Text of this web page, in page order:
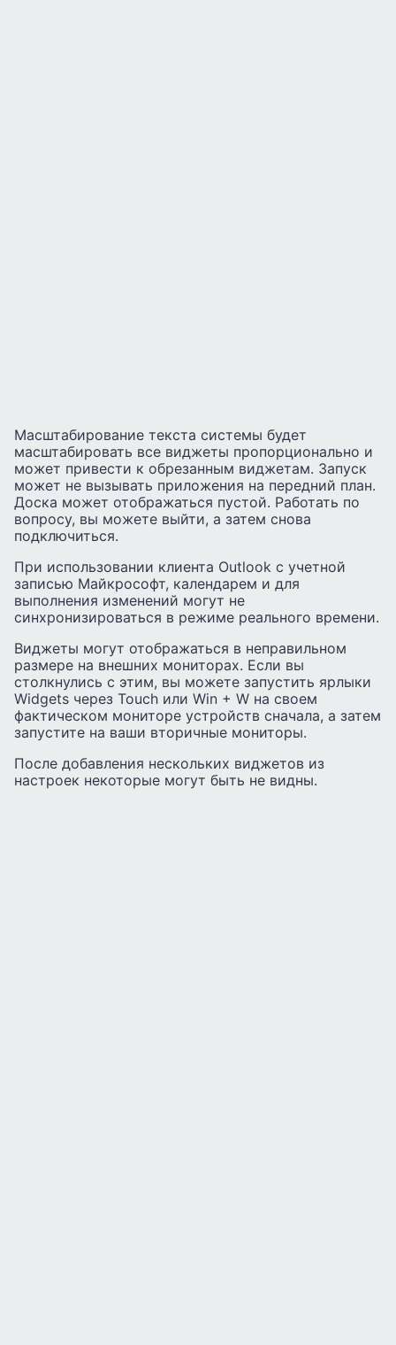
Масштабирование текста системы будет
масштабировать все виджеты пропорционально и
может привести к обрезанным виджетам. Запуск
может не вызывать приложения на передний план.
Доска может отображаться пустой. Работать по
вопросу, вы можете выйти, а затем снова
подключиться.
При использовании клиента Outlook с учетной
записью Майкрософт, календарем и для
выполнения изменений могут не
синхронизироваться в режиме реального времени.
Виджеты могут отображаться в неправильном
размере на внешних мониторах. Если вы
столкнулись с этим, вы можете запустить ярлыки
Widgets через Touch или Win + W на своем
фактическом мониторе устройств сначала, а затем
запустите на ваши вторичные мониторы.
После добавления нескольких виджетов из
настроек некоторые могут быть не видны.